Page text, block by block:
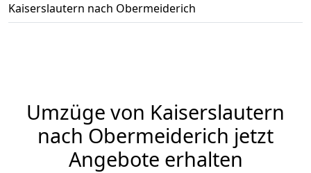
Kaiserslautern nach Obermeiderich
Umzüge von Kaiserslautern
nach Obermeiderich jetzt
Angebote erhalten